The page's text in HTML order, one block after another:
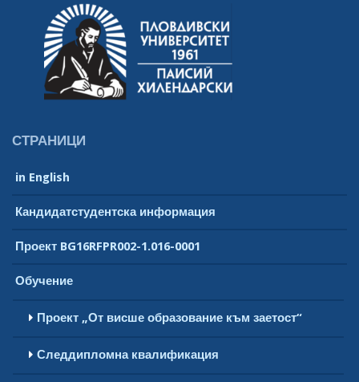
СТРАНИЦИ
in English
Кандидатстудентска информация
Проект BG16RFPR002-1.016-0001
Обучение
Проект „От висше образование към заетост“
Следдипломна квалификация